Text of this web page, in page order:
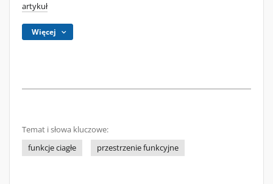
artykuł
Więcej
Temat i słowa kluczowe:
funkcje ciagłe
przestrzenie funkcyjne